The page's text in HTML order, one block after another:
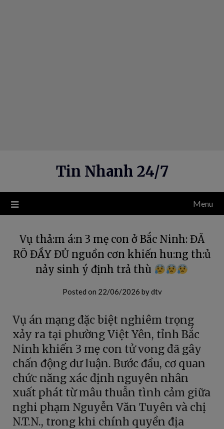
Tin Nhanh 24/7
Menu
Vụ thả:m á:n 3 mẹ con ở Bắc Ninh: ĐÃ
RÕ ĐẦY ĐỦ nguồn cơn khiến hu:ng th:ủ
nảy sinh ý định trả thù
Posted on 22/06/2026 bydtv
Vụ án mạng đặc biệt nghiêm trọng
xảy ra tại phường Việt Yên, tỉnh Bắc
Ninh khiến 3 mẹ con tử vong đã gây
chấn động dư luận. Bước đầu, cơ quan
chức năng xác định nguyên nhân
xuất phát từ mâu thuẫn tình cảm giữa
nghi phạm Nguyễn Văn Tuyên và chị
N.T.N., trong khi chính quyền địa